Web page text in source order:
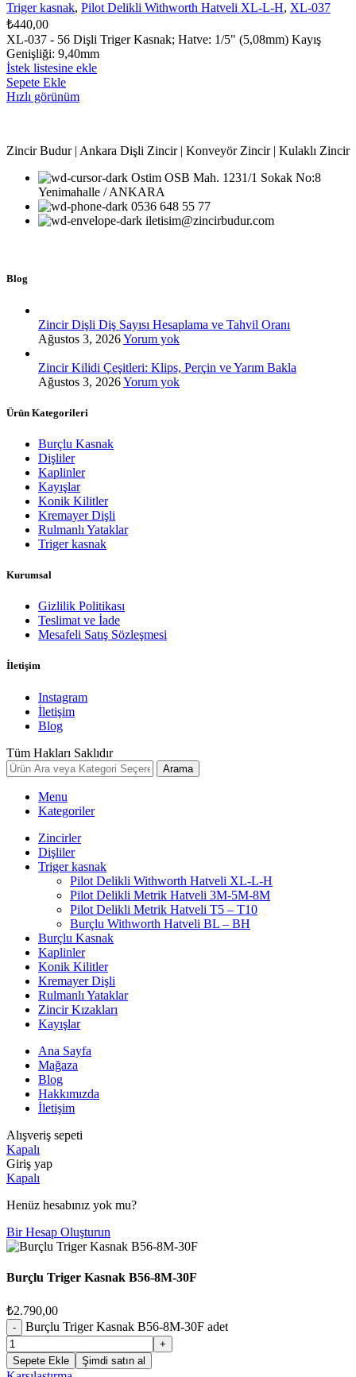
Triger kasnak, Pilot Delikli Withworth Hatveli XL-L-H, XL-037
₺440,00
XL-037 - 56 Dişli Triger Kasnak; Hatve: 1/5" (5,08mm) Kayış
Genişliği: 9,40mm
İstek listesine ekle
Sepete Ekle
Hızlı görünüm
Zincir Budur | Ankara Dişli Zincir | Konveyör Zincir | Kulaklı Zincir
Ostim OSB Mah. 1231/1 Sokak No:8
Yenimahalle / ANKARA
0536 648 55 77
iletisim@zincirbudur.com
Blog
Zincir Dişli Diş Sayısı Hesaplama ve Tahvil Oranı
Ağustos 3, 2026Yorum yok
Zincir Kilidi Çeşitleri: Klips, Perçin ve Yarım Bakla
Ağustos 3, 2026Yorum yok
Ürün Kategorileri
Burçlu Kasnak
Dişliler
Kaplinler
Kayışlar
Konik Kilitler
Kremayer Dişli
Rulmanlı Yataklar
Triger kasnak
Kurumsal
Gizlilik Politikası
Teslimat ve İade
Mesafeli Satış Sözleşmesi
İletişim
Instagram
İletişim
Blog
Tüm Hakları Saklıdır
Arama
Menu
Kategoriler
Zincirler
Dişliler
Triger kasnak
Pilot Delikli Withworth Hatveli XL-L-H
Pilot Delikli Metrik Hatveli 3M-5M-8M
Pilot Delikli Metrik Hatveli T5 – T10
Burçlu Withworth Hatveli BL – BH
Burçlu Kasnak
Kaplinler
Konik Kilitler
Kremayer Dişli
Rulmanlı Yataklar
Zincir Kızakları
Kayışlar
Ana Sayfa
Mağaza
Blog
Hakkımızda
İletişim
Alışveriş sepeti
Kapalı
Giriş yap
Kapalı
Henüz hesabınız yok mu?
Bir Hesap Oluşturun
Burçlu Triger Kasnak B56-8M-30F
₺2.790,00
Burçlu Triger Kasnak B56-8M-30F adet
Sepete Ekle Şimdi satın al